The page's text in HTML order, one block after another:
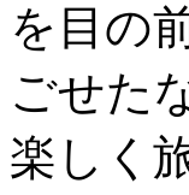
を目の
ごせた
楽しく